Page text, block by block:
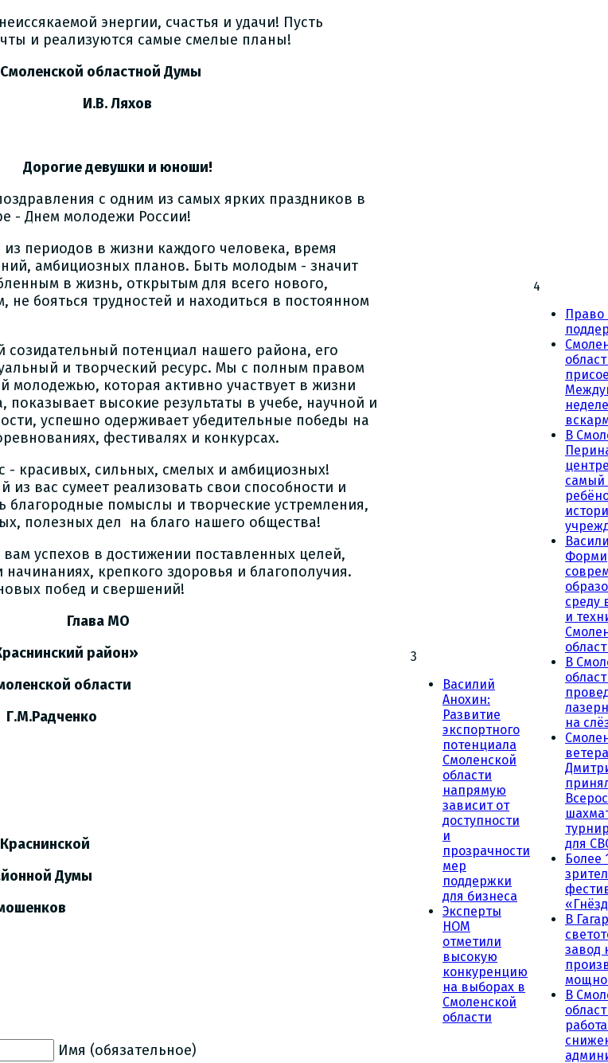
энергии, счастья и удачи! Пусть
и реализуются самые смелые планы!
областной Думы
Дорогие девушки и юноши!
с одним из самых ярких праздников в
- Днем молодежи России!
периодов в жизни каждого человека, время
амбициозных планов. Быть молодым - значит
в жизнь, открытым для всего нового,
не бояться трудностей и находиться в постоянном
потенциал нашего района, его
и творческий ресурс. Мы с полным правом
молодежью, которая активно участвует в жизни
показывает высокие результаты в учебе, научной и
успешно одерживает убедительные победы на
фестивалях и конкурсах.
- красивых, сильных, смелых и амбициозных!
из вас сумеет реализовать свои способности и
благородные помыслы и творческие устремления,
полезных дел на благо нашего общества!
успехов в достижении поставленных целей,
начинаниях, крепкого здоровья и благополучия.
побед и свершений!
МО
район»
области
Думы
Имя (обязательное)
3
Василий
Анохин:
Развитие
экспортного
потенциала
Смоленской
области
напрямую
зависит от
доступности
и
прозрачности
мер
поддержки
для бизнеса
Эксперты
НОМ
отметили
высокую
конкуренцию
на выборах в
Смоленской
области
4
Право
В
самый
среду
и
В
на
для
Более
В
завод
В